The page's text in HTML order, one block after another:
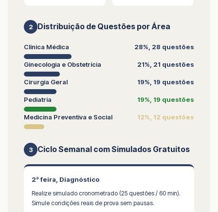
2 Distribuição de Questões por Área
Clínica Médica 28%, 28 questões
Ginecologia e Obstetrícia 21%, 21 questões
Cirurgia Geral 19%, 19 questões
Pediatria 19%, 19 questões
Medicina Preventiva e Social 12%, 12 questões
3 Ciclo Semanal com Simulados Gratuitos
2ª feira, Diagnóstico
Realize simulado cronometrado (25 questões / 60 min).
Simule condições reais de prova sem pausas.